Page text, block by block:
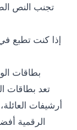
تجنب النص
إذا كنت تطبع
بطاقات
تعد بطاقات
أرشيفات
الرقمية